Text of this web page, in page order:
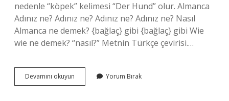
nedenle “köpek” kelimesi “Der Hund” olur. Almanca
Adınız ne? Adınız ne? Adınız ne? Adınız ne? Nasıl
Almanca ne demek? {bağlaç} gibi {bağlaç} gibi Wie
wie ne demek? “nasıl?” Metnin Türkçe çevirisi.…
Devamını okuyun Almancada
Ne
Yorum Bırak